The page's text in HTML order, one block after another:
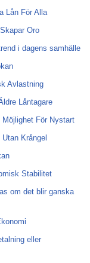
Lån För Alla
Oro
i dagens samhälle
Avlastning
Låntagare
Möjlighet För Nystart
Krångel
Stabilitet
om det blir ganska
eller